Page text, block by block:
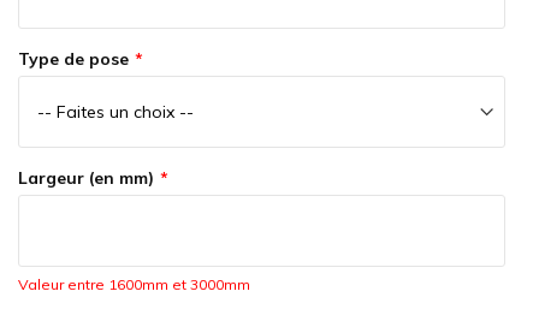
Type de pose
Largeur (en mm)
Valeur entre 1600mm et 3000mm